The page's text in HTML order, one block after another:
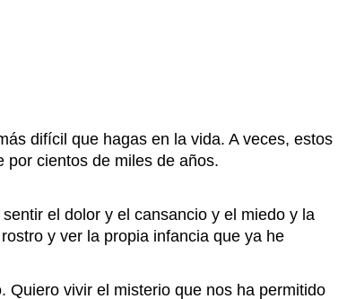
difícil que hagas en la vida. A veces, estos
por cientos de miles de años.
el dolor y el cansancio y el miedo y la
y ver la propia infancia que ya he
vivir el misterio que nos ha permitido